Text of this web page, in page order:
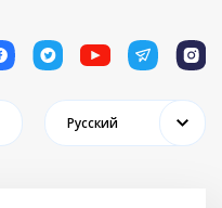
1 1 1 1
Русский